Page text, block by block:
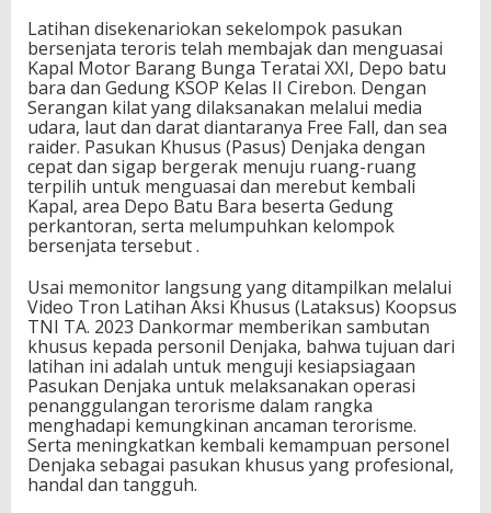
Latihan disekenariokan sekelompok pasukan
bersenjata teroris telah membajak dan menguasai
Kapal Motor Barang Bunga Teratai XXI, Depo batu
bara dan Gedung KSOP Kelas II Cirebon. Dengan
Serangan kilat yang dilaksanakan melalui media
udara, laut dan darat diantaranya Free Fall, dan sea
raider. Pasukan Khusus (Pasus) Denjaka dengan
cepat dan sigap bergerak menuju ruang-ruang
terpilih untuk menguasai dan merebut kembali
Kapal, area Depo Batu Bara beserta Gedung
perkantoran, serta melumpuhkan kelompok
bersenjata tersebut .
Usai memonitor langsung yang ditampilkan melalui
Video Tron Latihan Aksi Khusus (Lataksus) Koopsus
TNI TA. 2023 Dankormar memberikan sambutan
khusus kepada personil Denjaka, bahwa tujuan dari
latihan ini adalah untuk menguji kesiapsiagaan
Pasukan Denjaka untuk melaksanakan operasi
penanggulangan terorisme dalam rangka
menghadapi kemungkinan ancaman terorisme.
Serta meningkatkan kembali kemampuan personel
Denjaka sebagai pasukan khusus yang profesional,
handal dan tangguh.